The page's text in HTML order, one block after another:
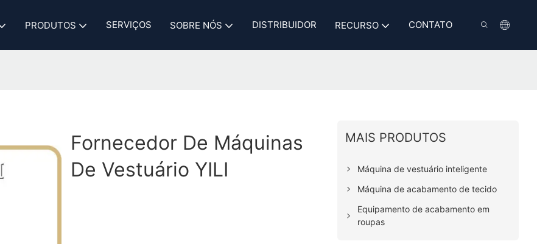
PRODUTOS SERVIÇOS SOBRE NÓS DISTRIBUIDOR RECURSO CONTATO
Fornecedor De Máquinas
De Vestuário YILI
MAIS PRODUTOS
Máquina de vestuário inteligente
Máquina de acabamento de tecido
Equipamento de acabamento em
roupas